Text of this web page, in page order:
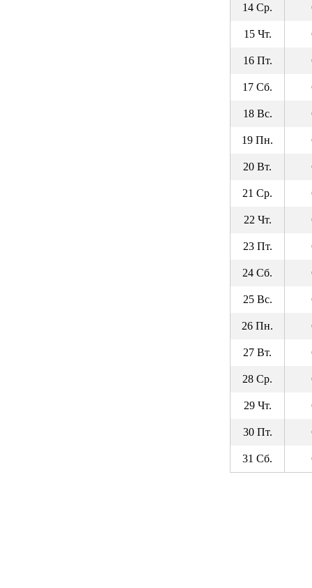
14 Ср.
15 Чт.
16 Пт.
17 Сб.
18 Вс.
19 Пн.
20 Вт.
21 Ср.
22 Чт.
23 Пт.
24 Сб.
25 Вс.
26 Пн.
27 Вт.
28 Ср.
29 Чт.
30 Пт.
31 Сб.